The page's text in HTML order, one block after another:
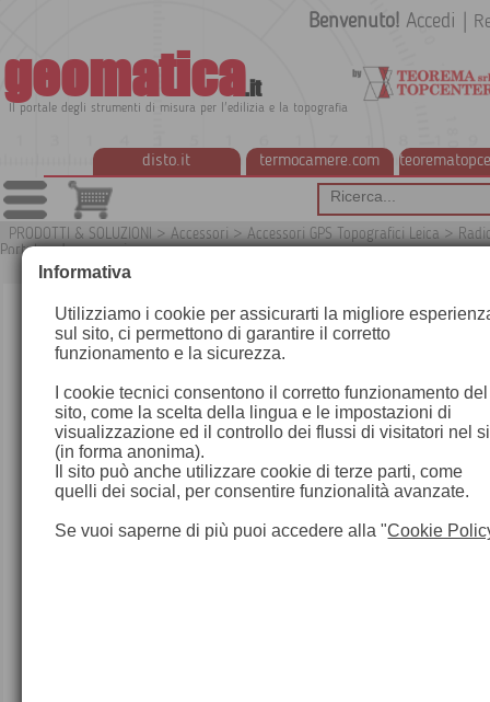
geomatica.it
Il portale degli strumenti di misura per l'edilizia e la topografia
disto.it termocamere.com
Benvenuto! Accedi
PRODOTTI & SOLUZIONI > Accessori > Accessori GPS Topografici Leica >
Portata ed accessori
Informativa
Utilizziamo i cookie per assicurarti la migliore
sul sito, ci permettono di garantire il corretto
funzionamento e la sicurezza.
I cookie tecnici consentono il corretto funzionamento del
sito, come la scelta della lingua e le impostazioni di
visualizzazione ed il controllo dei flussi di visitatori nel
(in forma anonima).
Il sito può anche utilizzare cookie di terze parti, come
quelli dei social, per consentire funzionalità avanzate.
Se vuoi saperne di più puoi accedere alla "Cookie